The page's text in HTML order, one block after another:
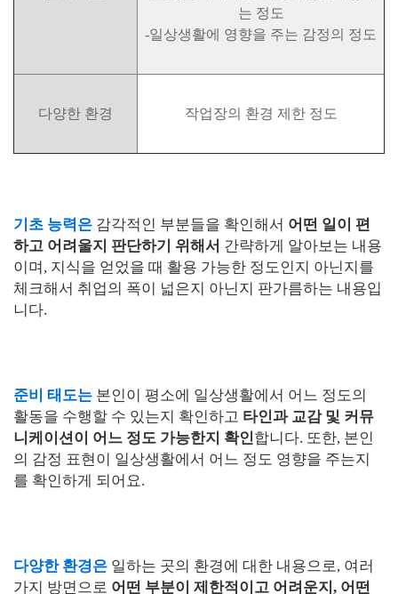
는 정도
-일상생활에 영향을 주는 감정의 정도
다양한 환경 작업장의 환경 제한 정도
기초 능력은 감각적인 부분들을 확인해서 어떤 일이 편
하고 어려울지 판단하기 위해서 간략하게 알아보는 내용
이며, 지식을 얻었을 때 활용 가능한 정도인지 아닌지를
체크해서 취업의 폭이 넓은지 아닌지 판가름하는 내용입
니다.
준비 태도는 본인이 평소에 일상생활에서 어느 정도의
활동을 수행할 수 있는지 확인하고 타인과 교감 및 커뮤
니케이션이 어느 정도 가능한지 확인합니다. 또한, 본인
의 감정 표현이 일상생활에서 어느 정도 영향을 주는지
를 확인하게 되어요.
다양한 환경은 일하는 곳의 환경에 대한 내용으로, 여러
가지 방면으로 어떤 부분이 제한적이고 어려운지, 어떤